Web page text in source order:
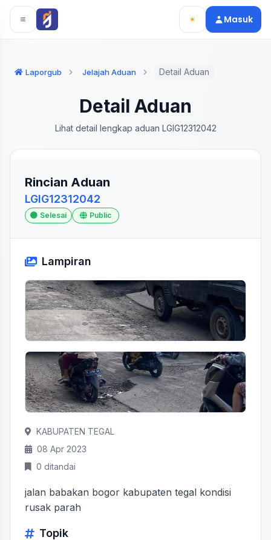
Langsung ke konten utama
Langsung ke navigasi
Masuk
Laporgub Jelajah Aduan Detail Aduan
Detail Aduan
Lihat detail lengkap aduan LGIG12312042
Rincian Aduan
LGIG12312042
Selesai Public
Lampiran
KABUPATEN TEGAL
08 Apr 2023
0 ditandai
jalan babakan bogor kabupaten tegal kondisi
rusak parah
Topik